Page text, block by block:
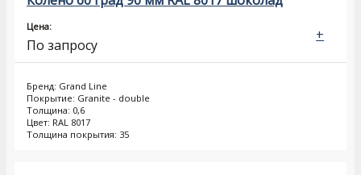
Цена:
По запросу
Бренд: Grand Line
Покрытие: Granite - double
Толщина: 0,6
Цвет: RAL 8017
Толщина покрытия: 35
+